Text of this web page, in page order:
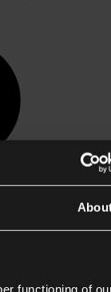
functioning of
materiály na